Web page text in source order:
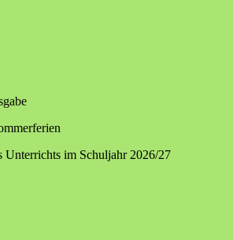
Unterrichts im Schuljahr 2026/27